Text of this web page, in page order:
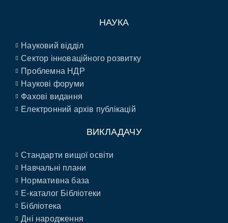
НАУКА
Науковий відділ
Сектор інноваційного розвитку
Проблемна НДР
Наукові форуми
Фахові видання
Електронний архів публікацій
ВИКЛАДАЧУ
Стандарти вищої освіти
Навчальні плани
Нормативна база
E-каталог Бібліотеки
Бібліотека
Дні народження